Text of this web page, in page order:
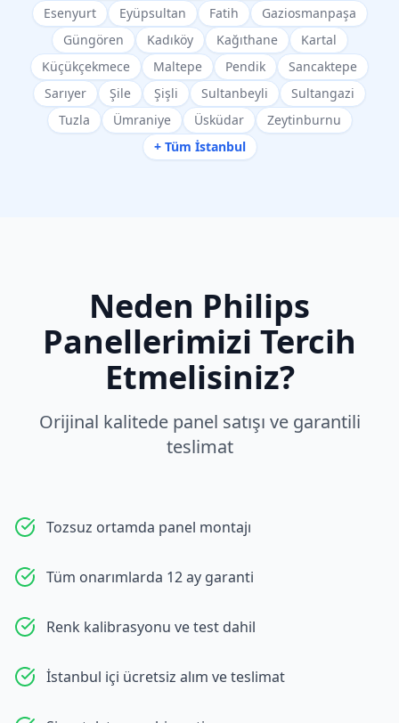
Esenyurt
Eyüpsultan Fatih
Gaziosmanpaşa
Güngören
Kadıköy Kağıthane
Kartal
Küçükçekmece
Maltepe Pendik
Sancaktepe
Sarıyer
Şile Şişli Sultanbeyli
Sultangazi
Tuzla
Ümraniye Üsküdar
Zeytinburnu
+ Tüm İstanbul
Neden Philips
Panellerimizi Tercih
Etmelisiniz?
Orijinal kalitede panel satışı ve garantili
teslimat
Tozsuz ortamda panel montajı
Tüm onarımlarda 12 ay garanti
Renk kalibrasyonu ve test dahil
İstanbul içi ücretsiz alım ve teslimat